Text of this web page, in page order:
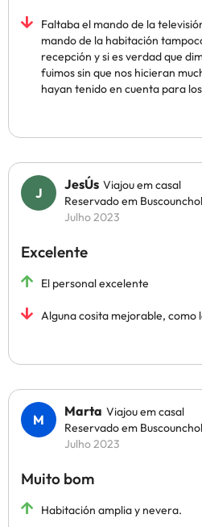
Faltaba el mando de la
mando de la habitación
recepción y si es verdad que
fuimos sin que nos hicieran
hayan tenido en cuenta para
JesÚs Viajou em casal
Reservado em
Julho 2023
Excelente
El personal excelente
Alguna cosita mejorable, como
Marta Viajou em casal
Reservado em
Julho 2023
Muito bom
Habitación amplia y nevera.